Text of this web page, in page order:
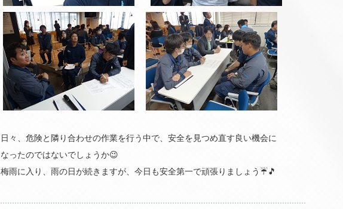
日々、危険と隣り合わせの作業を行う中で、安全を見つめ直す良い機会に
なったのではないでしょうか😉
梅雨に入り、雨の日が続きますが、今日も安全第一で頑張りましょう☔🎵